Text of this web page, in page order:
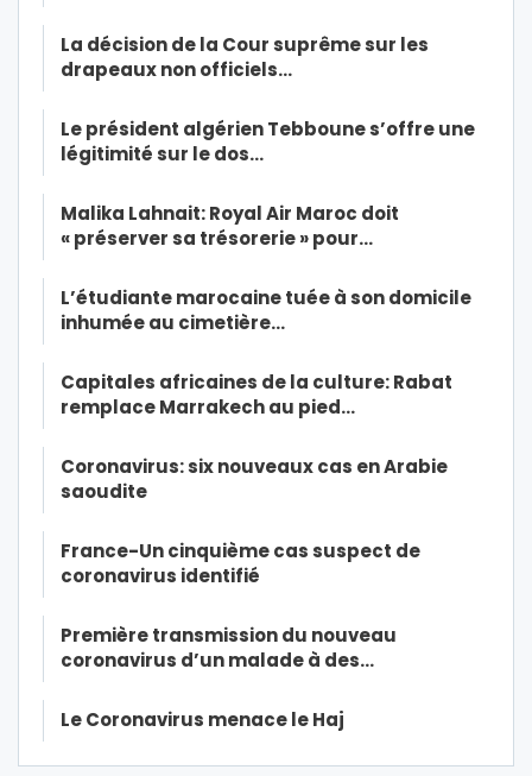
La décision de la Cour suprême sur les
drapeaux non officiels…
Le président algérien Tebboune s’offre une
légitimité sur le dos…
Malika Lahnait: Royal Air Maroc doit
« préserver sa trésorerie » pour…
L’étudiante marocaine tuée à son domicile
inhumée au cimetière…
Capitales africaines de la culture: Rabat
remplace Marrakech au pied…
Coronavirus: six nouveaux cas en Arabie
saoudite
France-Un cinquième cas suspect de
coronavirus identifié
Première transmission du nouveau
coronavirus d’un malade à des…
Le Coronavirus menace le Haj